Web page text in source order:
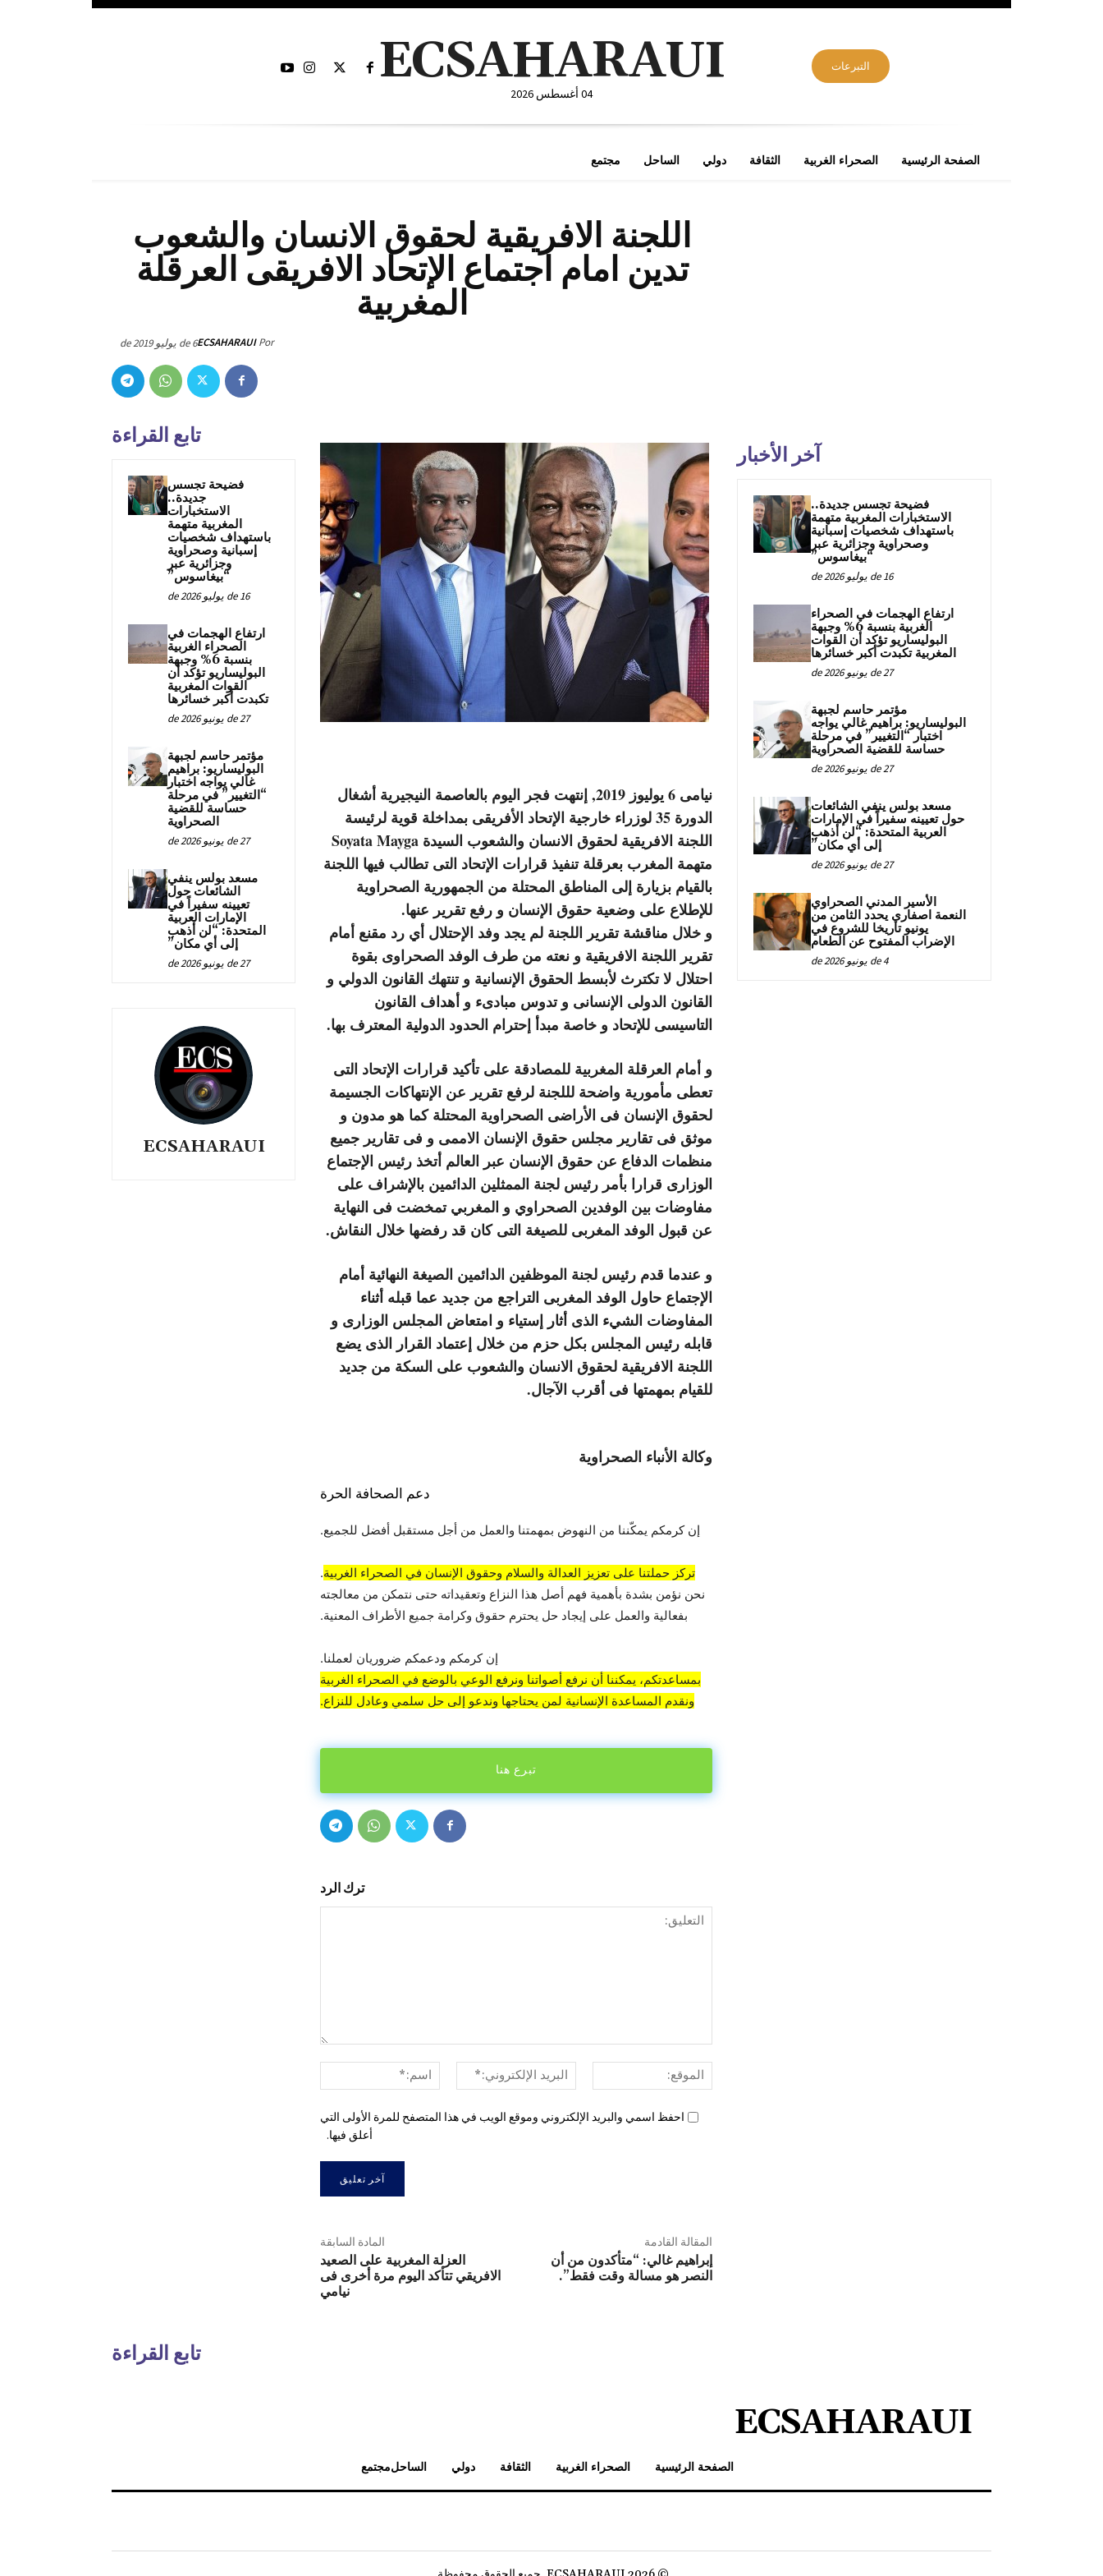
التبرعات ECSAHARAUI
04 أغسطس 2026
الصفحة الرئيسية الصحراء الغربية الثقافة دولي الساحل مجتمع
اللجنة الافريقية لحقوق الانسان والشعوب
تدين امام اجتماع الإتحاد الافريقى العرقلة
المغربية
Por
ECSAHARAUI6 de يوليو de 2019
تابع القراءة
فضيحة تجسس
جديدة..
الاستخبارات
المغربية متهمة
باستهداف شخصيات
إسبانية وصحراوية
وجزائرية عبر
“بيغاسوس”
16 de يوليو de 2026
ارتفاع الهجمات في
الصحراء الغربية
بنسبة 6% وجبهة
البوليساريو تؤكد أن
القوات المغربية
تكبدت أكبر خسائرها
27 de يونيو de 2026
مؤتمر حاسم لجبهة
البوليساريو: براهيم
غالي يواجه اختبار
“التغيير” في مرحلة
حساسة للقضية
الصحراوية
27 de يونيو de 2026
مسعد بولس ينفي
الشائعات حول
تعيينه سفيراً في
الإمارات العربية
المتحدة: “لن أذهب
إلى أي مكان”
27 de يونيو de 2026
ECSAHARAUI
نيامى 6 يوليوز 2019, إنتهت فجر اليوم بالعاصمة النيجيرية أشغال
الدورة 35 لوزراء خارجية الإتحاد الأفريقى بمداخلة قوية لرئيسة
اللجنة الافريقية لحقوق الانسان والشعوب السيدة Soyata Mayga
متهمة المغرب بعرقلة تنفيذ قرارات الإتحاد التى تطالب فيها اللجنة
بالقيام بزيارة إلى المناطق المحتلة من الجمهورية الصحراوية
للإطلاع على وضعية حقوق الإنسان و رفع تقرير عنها.
و خلال مناقشة تقرير اللجنة لم يجد وفد الإحتلال أي رد مقنع أمام
تقرير اللجنة الافريقية و نعته من طرف الوفد الصحراوى بقوة
احتلال لا تكترث لأبسط الحقوق الإنسانية و تنتهك القانون الدولي و
القانون الدولى الإنسانى و تدوس مبادىء و أهداف القانون
التاسيسى للإتحاد و خاصة مبدأ إحترام الحدود الدولية المعترف بها.
و أمام العرقلة المغربية للمصادقة على تأكيد قرارات الإتحاد التى
تعطى مأمورية واضحة لللجنة لرفع تقرير عن الإنتهاكات الجسيمة
لحقوق الإنسان فى الأراضى الصحراوية المحتلة كما هو مدون و
موثق فى تقارير مجلس حقوق الإنسان الاممى و فى تقارير جميع
منظمات الدفاع عن حقوق الإنسان عبر العالم أتخذ رئيس الإجتماع
الوزارى قرارا بأمر رئيس لجنة الممثلين الدائمين بالإشراف على
مفاوضات بين الوفدين الصحراوي و المغربي تمخضت فى النهاية
عن قبول الوفد المغربى للصيغة التى كان قد رفضها خلال النقاش.
و عندما قدم رئيس لجنة الموظفين الدائمين الصيغة النهائية أمام
الإجتماع حاول الوفد المغربى التراجع من جديد عما قبله أثناء
المفاوضات الشيء الذى أثار إستياء و امتعاض المجلس الوزارى و
قابله رئيس المجلس بكل حزم من خلال إعتماد القرار الذى يضع
اللجنة الافريقية لحقوق الانسان والشعوب على السكة من جديد
للقيام بمهمتها فى أقرب الآجال.
وكالة الأنباء الصحراوية
دعم الصحافة الحرة
إن كرمكم يمكّننا من النهوض بمهمتنا والعمل من أجل مستقبل أفضل للجميع.
تركز حملتنا على تعزيز العدالة والسلام وحقوق الإنسان في الصحراء الغربية.
نحن نؤمن بشدة بأهمية فهم أصل هذا النزاع وتعقيداته حتى نتمكن من معالجته
بفعالية والعمل على إيجاد حل يحترم حقوق وكرامة جميع الأطراف المعنية.
إن كرمكم ودعمكم ضروريان لعملنا.
بمساعدتكم، يمكننا أن نرفع أصواتنا ونرفع الوعي بالوضع في الصحراء الغربية
ونقدم المساعدة الإنسانية لمن يحتاجها وندعو إلى حل سلمي وعادل للنزاع.
تبرع هنا
ترك الرد
الإلكتروني:*
الموقع:
احفظ اسمي والبريد الإلكتروني وموقع الويب في هذا المتصفح للمرة الأولى التي
أعلق فيها.
المادة السابقة
العزلة المغربية على الصعيد
الافريقي تتأكد اليوم مرة أخرى فى
نيامي
المقالة القادمة
إبراهيم غالي: “متأكدون من أن
النصر هو مسالة وقت فقط”.
تابع القراءة
آخر الأخبار
فضيحة تجسس جديدة..
الاستخبارات المغربية متهمة
باستهداف شخصيات إسبانية
وصحراوية وجزائرية عبر
“بيغاسوس”
16 de يوليو de 2026
ارتفاع الهجمات في الصحراء
الغربية بنسبة 6% وجبهة
البوليساريو تؤكد أن القوات
المغربية تكبدت أكبر خسائرها
27 de يونيو de 2026
مؤتمر حاسم لجبهة
البوليساريو: براهيم غالي يواجه
اختبار “التغيير” في مرحلة
حساسة للقضية الصحراوية
27 de يونيو de 2026
مسعد بولس ينفي الشائعات
حول تعيينه سفيراً في الإمارات
العربية المتحدة: “لن أذهب
إلى أي مكان”
27 de يونيو de 2026
الأسير المدني الصحراوي
النعمة اصفاري يحدد الثامن من
يونيو تاريخا للشروع في
الإضراب المفتوح عن الطعام
4 de يونيو de 2026
ECSAHARAUI
الصفحة الرئيسية الصحراء الغربية الثقافة دولي الساحلمجتمع